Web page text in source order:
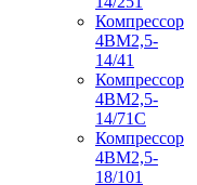
Компрессор
4ВМ2,5-
14/41
Компрессор
4ВМ2,5-
14/71C
Компрессор
4ВМ2,5-
18/101